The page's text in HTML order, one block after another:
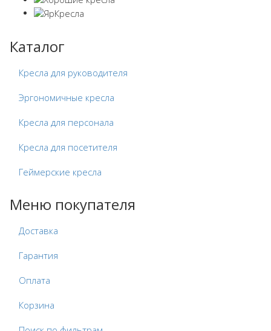
Каталог
Кресла для руководителя
Эргономичные кресла
Кресла для персонала
Кресла для посетителя
Геймерские кресла
Меню покупателя
Доставка
Гарантия
Оплата
Корзина